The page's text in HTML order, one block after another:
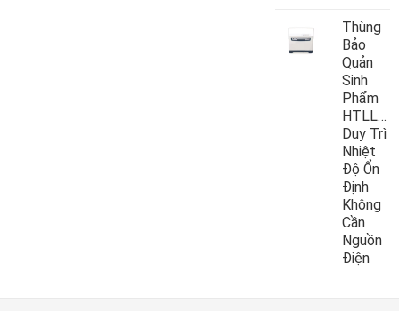
Thùng
Bảo
Quản
Sinh
Phẩm
Duy Trì
Nhiệt
Độ Ổn
Định
Không
Cần
Nguồn
Điện